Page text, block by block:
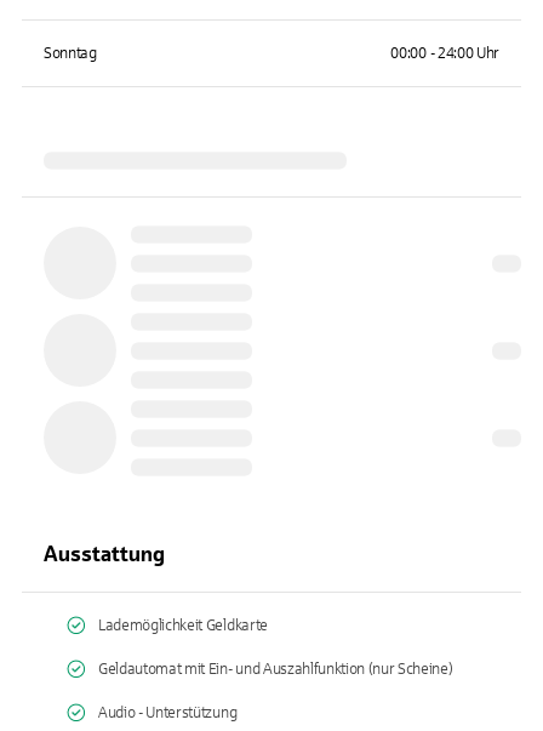
Sonntag 00:00 - 24:00 Uhr
Ausstattung
Lademöglichkeit Geldkarte
Geldautomat mit Ein- und Auszahlfunktion (nur Scheine)
Audio - Unterstützung